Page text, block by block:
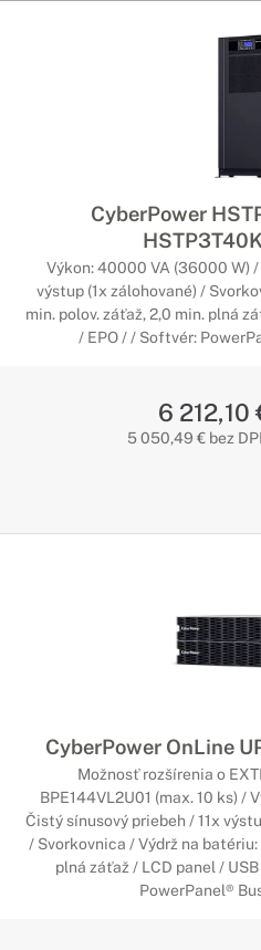
Chráňte sa pred stratou dát či
TOWER disponujú aj
spotrebúvanie menšieho
Záložné zdroje
Profesionálne
Profesionálna ochrana vášho
základom každej firmy, ktorá
dáta v prípade poruchy
vyhotovené v podobe RACK
GreenPower využívať oveľa
Rozšírujúce
Rozšírte svoje
Batériové moduly výrazne
Rozvodné jednotky
zariadení
Spoľahnite sa na svoju
jednotky poskytnú ochranu
dokážu ovládať pripojené
dátových centier.
Rozšírujúce moduly
CyberPower
Výkon: 40000 VA (36000 W)
výstup (1x zálohované) /
min. polov. záťaž, 2,0 min. plná
/ EPO / / Softvér:
6 212,10
5 050,49 € bez
CyberPower OnLine
Možnosť rozšírenia o
BPE144VL2U01 (max. 10 ks) /
Čistý sínusový priebeh / 11x
/ Svorkovnica / Výdrž na
plná záťaž / LCD panel /
PowerPanel®